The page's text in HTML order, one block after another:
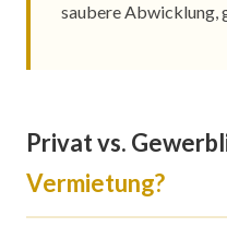
saubere Abwicklung,
Privat vs.
Vermietung?